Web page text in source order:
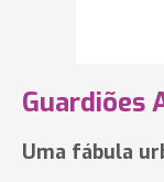
Guardiões
Uma fábula